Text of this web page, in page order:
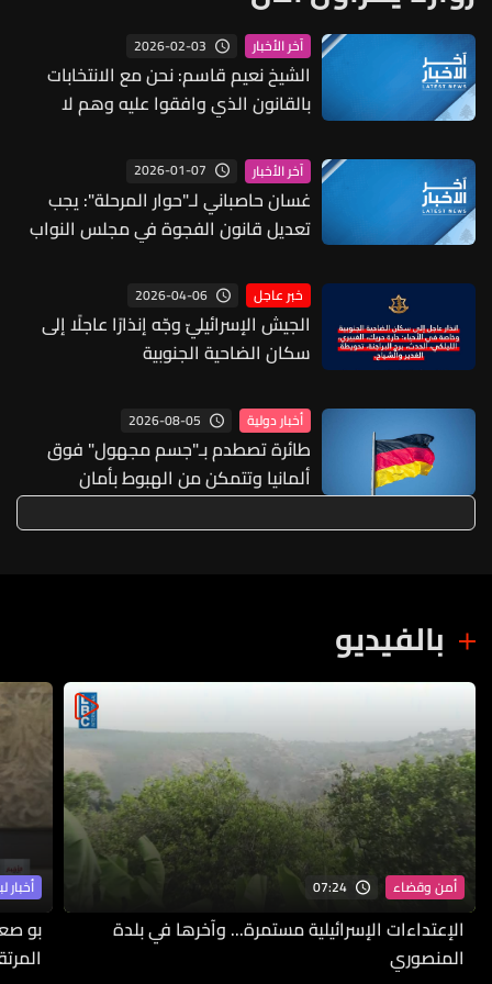
آخر الأخبار 2026-02-03
الشيخ نعيم قاسم: نحن مع الانتخابات
بالقانون الذي وافقوا عليه وهم لا
على ذوقهم
آخر الأخبار 2026-01-07
غسان حاصباني لـ"حوار المرحلة": يجب
تعديل قانون الفجوة في مجلس النواب
تحمل مسؤولياته
خبر عاجل 2026-04-06
الجيش الإسرائيليّ وجّه إنذارًا عاجلًا إلى
سكان الضاحية الجنوبية
أخبار دولية 2026-08-05
طائرة تصطدم بـ"جسم مجهول" فوق
ألمانيا وتتمكن من الهبوط بأمان
بالفيديو
أمن وقضاء 07:24
الإعتداءات الإسرائيلية مستمرة... وآخرها في بلدة
المنصوري
أخبار
بو